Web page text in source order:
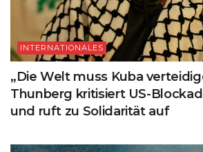
INTERNATIONALES
„Die Welt muss Kuba
Thunberg kritisiert US-
und ruft zu Solidarität auf